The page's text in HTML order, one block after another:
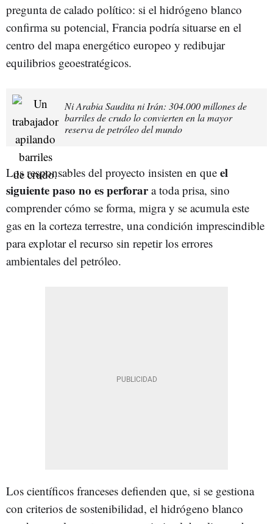
pregunta de calado político: si el hidrógeno blanco
confirma su potencial, Francia podría situarse en el
centro del mapa energético europeo y redibujar
equilibrios geoestratégicos.
Ni Arabia Saudita ni Irán: 304.000 millones de
barriles de crudo lo convierten en la mayor
reserva de petróleo del mundo
Los responsables del proyecto insisten en que el
siguiente paso no es perforara toda prisa, sino
comprender cómo se forma, migra y se acumula este
gas en la corteza terrestre, una condición imprescindible
para explotar el recurso sin repetir los errores
ambientales del petróleo.
Los científicos franceses defienden que, si se gestiona
con criterios de sostenibilidad, el hidrógeno blanco